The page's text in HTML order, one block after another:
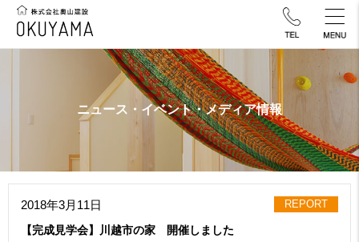
ニュース・イベント・メディア情報
2018年3月11日 REPORT
【完成見学会】川越市の家 開催しました